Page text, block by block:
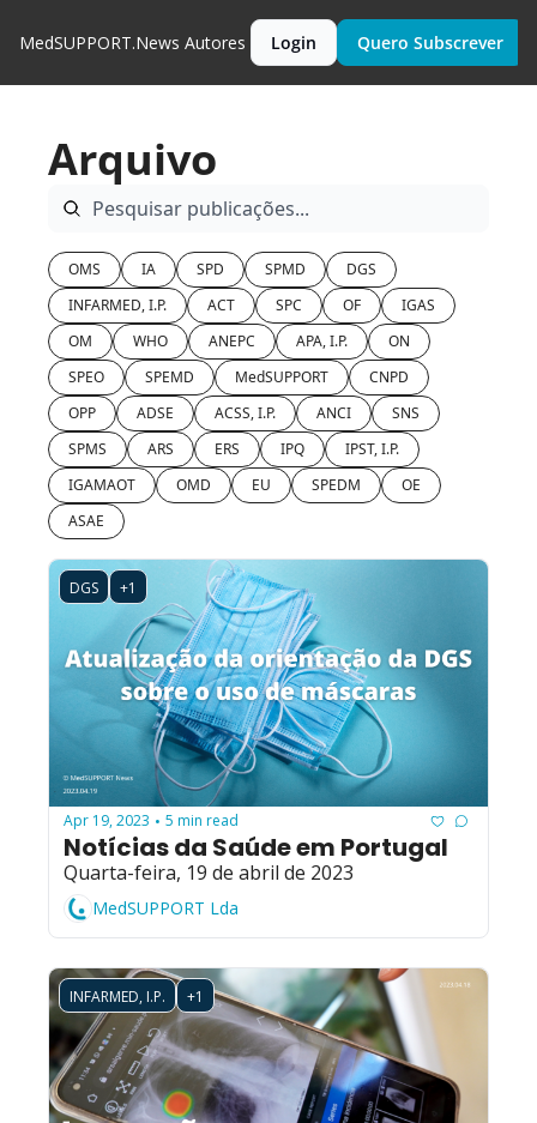
MedSUPPORT.News Autores Login Quero Subscrever
Arquivo
OMS IA SPD SPMD
DGS
INFARMED, I.P.
ACT SPC OF
IGAS
OM
WHO ANEPC APA, I.P.
ON
SPEO
SPEMD MedSUPPORT
CNPD
OPP
ADSE ACSS, I.P. ANCI
SNS
SPMS
ARS ERS IPQ
IPST, I.P.
IGAMAOT
OMD EU SPEDM
OE
ASAE
DGS +1
Apr 19, 2023 • 5 min read
Notícias da Saúde em Portugal
Quarta-feira, 19 de abril de 2023
MedSUPPORT Lda
INFARMED, I.P. +1